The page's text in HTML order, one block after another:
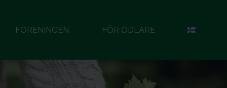
FÖRENINGEN FÖR ODLARE